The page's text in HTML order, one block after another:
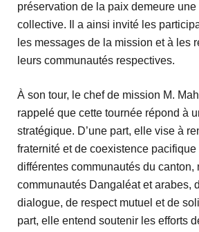
préservation de la paix demeure
collective. Il a ainsi invité les
les messages de la mission et à les
leurs communautés respectives.
À son tour, le chef de mission M.
rappelé que cette tournée répond à
stratégique. D’une part, elle vise à
fraternité et de coexistence pacifique
différentes communautés du canton,
communautés Dangaléat et arabes,
dialogue, de respect mutuel et de
part, elle entend soutenir les efforts